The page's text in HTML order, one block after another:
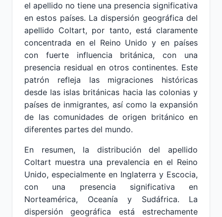
el apellido no tiene una presencia significativa
en estos países. La dispersión geográfica del
apellido Coltart, por tanto, está claramente
concentrada en el Reino Unido y en países
con fuerte influencia británica, con una
presencia residual en otros continentes. Este
patrón refleja las migraciones históricas
desde las islas británicas hacia las colonias y
países de inmigrantes, así como la expansión
de las comunidades de origen británico en
diferentes partes del mundo.
En resumen, la distribución del apellido
Coltart muestra una prevalencia en el Reino
Unido, especialmente en Inglaterra y Escocia,
con una presencia significativa en
Norteamérica, Oceanía y Sudáfrica. La
dispersión geográfica está estrechamente